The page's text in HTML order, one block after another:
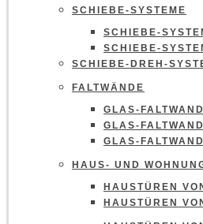
SCHIEBE-SYSTEME
SCHIEBE-
SCHIEBE-
SCHIEBE-DREH-
FALTWÄNDE
GLAS-
GLAS-
GLAS-
HAUS- UND
HAUSTÜREN
HAUSTÜREN